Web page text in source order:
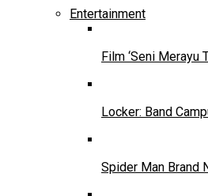
Entertainment
Film ‘Seni Merayu
Locker: Band
Spider Man Brand